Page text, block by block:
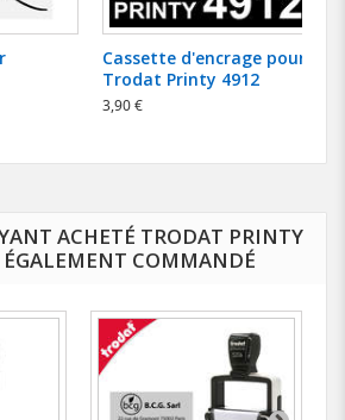
Cassette d'encrage pour
Trodat Printy 4912
3,90 €
ACHETÉ TRODAT PRINTY
COMMANDÉ